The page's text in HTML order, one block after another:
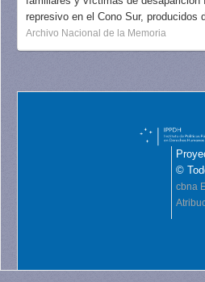
represivo en el Cono Sur, producidos
Archivo Nacional de la Memoria
©
cbna